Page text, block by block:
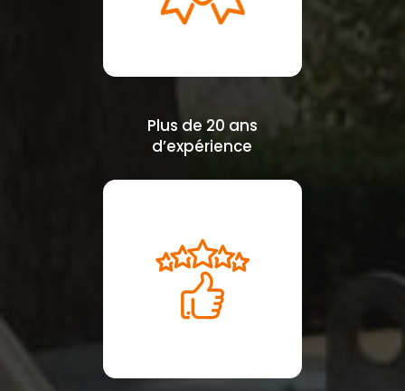
Plus de 20 ans
d’expérience